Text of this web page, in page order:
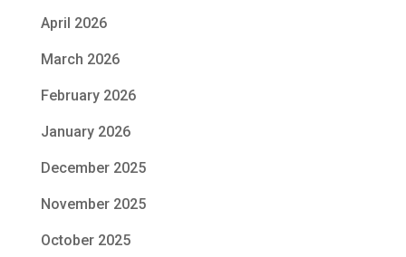
April 2026
March 2026
February 2026
January 2026
December 2025
November 2025
October 2025